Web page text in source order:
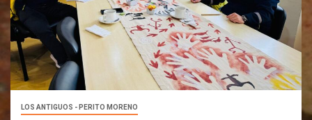
LOS ANTIGUOS - PERITO MORENO